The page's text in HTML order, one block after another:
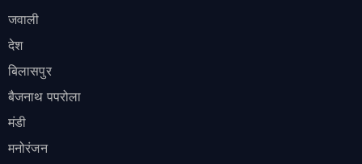
जवाली
देश
बिलासपुर
बैजनाथ पपरोला
मंडी
मनोरंजन